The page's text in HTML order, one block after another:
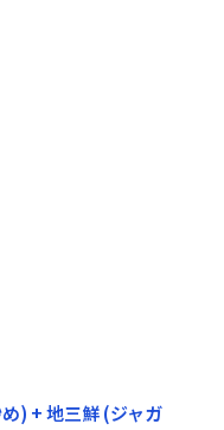
) + 地三鮮 (ジャガ